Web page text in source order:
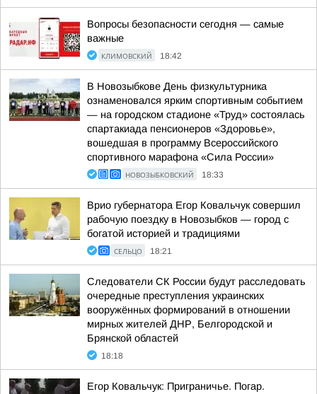
Вопросы безопасности сегодня — самые
важные
КЛИМОВСКИЙ 18:42
В Новозыбкове День физкультурника
ознаменовался ярким спортивным событием
— на городском стадионе «Труд» состоялась
спартакиада пенсионеров «Здоровье»,
вошедшая в программу Всероссийского
спортивного марафона «Сила России»
НОВОЗЫБКОВСКИЙ 18:33
Врио губернатора Егор Ковальчук совершил
рабочую поездку в Новозыбков — город с
богатой историей и традициями
СЕЛЬЦО 18:21
Следователи СК России будут расследовать
очередные преступления украинских
вооружённых формирований в отношении
мирных жителей ДНР, Белгородской и
Брянской областей
18:18
Егор Ковальчук: Приграничье. Погар.